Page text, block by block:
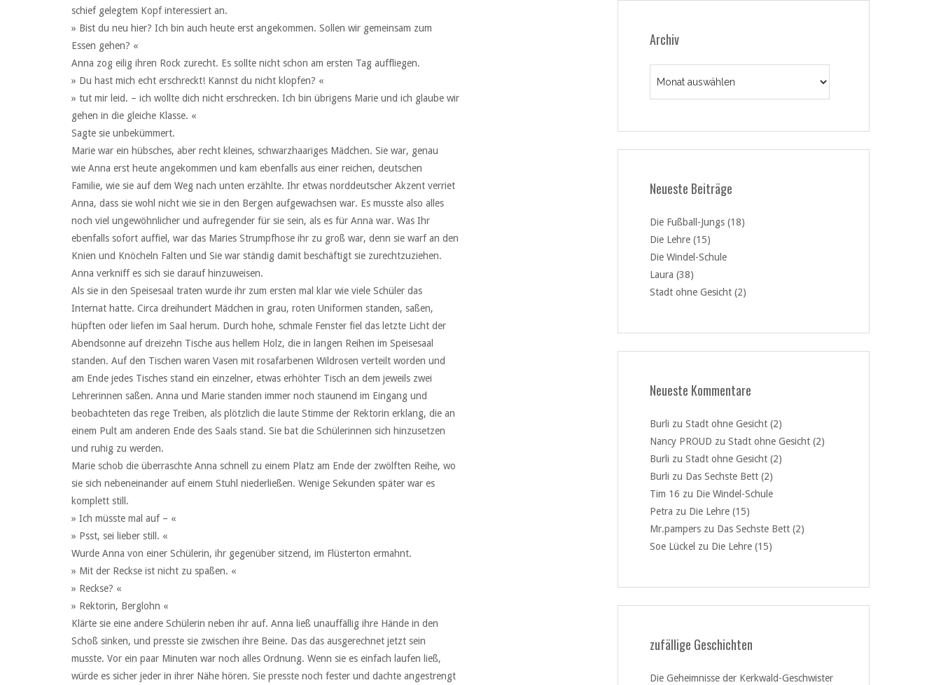
schief gelegtem Kopf interessiert an.
» Bist du neu hier? Ich bin auch heute erst angekommen. Sollen wir gemeinsam zum
Essen gehen? «
Anna zog eilig ihren Rock zurecht. Es sollte nicht schon am ersten Tag auffliegen.
» Du hast mich echt erschreckt! Kannst du nicht klopfen? «
» tut mir leid. – ich wollte dich nicht erschrecken. Ich bin übrigens Marie und ich glaube wir
gehen in die gleiche Klasse. «
Sagte sie unbekümmert.
Marie war ein hübsches, aber recht kleines, schwarzhaariges Mädchen. Sie war, genau
wie Anna erst heute angekommen und kam ebenfalls aus einer reichen, deutschen
Familie, wie sie auf dem Weg nach unten erzählte. Ihr etwas norddeutscher Akzent verriet
Anna, dass sie wohl nicht wie sie in den Bergen aufgewachsen war. Es musste also alles
noch viel ungewöhnlicher und aufregender für sie sein, als es für Anna war. Was Ihr
ebenfalls sofort auffiel, war das Maries Strumpfhose ihr zu groß war, denn sie warf an den
Knien und Knöcheln Falten und Sie war ständig damit beschäftigt sie zurechtzuziehen.
Anna verkniff es sich sie darauf hinzuweisen.
Als sie in den Speisesaal traten wurde ihr zum ersten mal klar wie viele Schüler das
Internat hatte. Circa dreihundert Mädchen in grau, roten Uniformen standen, saßen,
hüpften oder liefen im Saal herum. Durch hohe, schmale Fenster fiel das letzte Licht der
Abendsonne auf dreizehn Tische aus hellem Holz, die in langen Reihen im Speisesaal
standen. Auf den Tischen waren Vasen mit rosafarbenen Wildrosen verteilt worden und
am Ende jedes Tisches stand ein einzelner, etwas erhöhter Tisch an dem jeweils zwei
Lehrerinnen saßen. Anna und Marie standen immer noch staunend im Eingang und
beobachteten das rege Treiben, als plötzlich die laute Stimme der Rektorin erklang, die an
einem Pult am anderen Ende des Saals stand. Sie bat die Schülerinnen sich hinzusetzen
und ruhig zu werden.
Marie schob die überraschte Anna schnell zu einem Platz am Ende der zwölften Reihe, wo
sie sich nebeneinander auf einem Stuhl niederließen. Wenige Sekunden später war es
komplett still.
» Ich müsste mal auf – «
» Psst, sei lieber still. «
Wurde Anna von einer Schülerin, ihr gegenüber sitzend, im Flüsterton ermahnt.
» Mit der Reckse ist nicht zu spaßen. «
» Reckse? «
» Rektorin, Berglohn «
Klärte sie eine andere Schülerin neben ihr auf. Anna ließ unauffällig ihre Hände in den
Schoß sinken, und presste sie zwischen ihre Beine. Das das ausgerechnet jetzt sein
musste. Vor ein paar Minuten war noch alles Ordnung. Wenn sie es einfach laufen ließ,
würde es sicher jeder in ihrer Nähe hören. Sie presste noch fester und dachte angestrengt
Archiv
Neueste Beiträge
Die Fußball-Jungs (18)
Die Lehre (15)
Die Windel-Schule
Laura (38)
Stadt ohne Gesicht (2)
Neueste Kommentare
Burli zu Stadt ohne Gesicht (2)
Nancy PROUD zu Stadt ohne Gesicht (2)
Burli zu Stadt ohne Gesicht (2)
Burli zu Das Sechste Bett (2)
Tim 16 zu Die Windel-Schule
Petra zu Die Lehre (15)
Mr.pampers zu Das Sechste Bett (2)
Soe Lückel zu Die Lehre (15)
zufällige Geschichten
Die Geheimnisse der Kerkwald-Geschwister